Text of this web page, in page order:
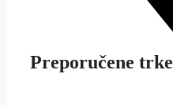
Preporučene trke